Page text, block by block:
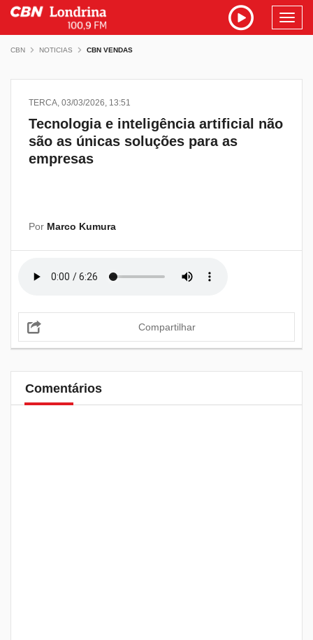
CBN NOTICIAS CBN VENDAS
TERCA, 03/03/2026, 13:51
Tecnologia e inteligência artificial não
são as únicas soluções para as
empresas
Por Marco Kumura
Compartilhar
Comentários